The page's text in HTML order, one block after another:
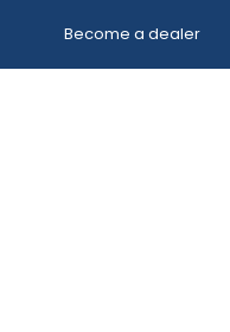
Become a dealer